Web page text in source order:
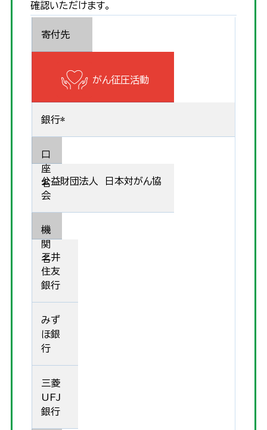
確認いただけます。
寄付先
がん征圧活動
銀行*
口
座
名
公益財団法人 日本対がん協
会
機
関
名
三井
住友
銀行
みず
ほ銀
行
三菱
UFJ
銀行